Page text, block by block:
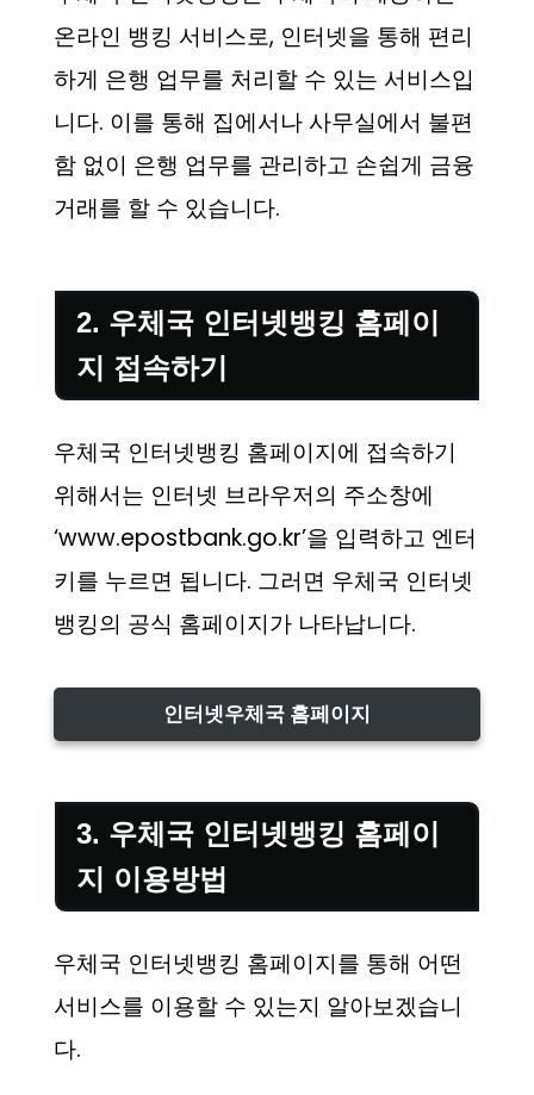
온라인 뱅킹 서비스로, 인터넷을 통해 편리
하게 은행 업무를 처리할 수 있는 서비스입
니다. 이를 통해 집에서나 사무실에서 불편
함 없이 은행 업무를 관리하고 손쉽게 금융
거래를 할 수 있습니다.
2. 우체국 인터넷뱅킹 홈페이
지 접속하기
우체국 인터넷뱅킹 홈페이지에 접속하기
위해서는 인터넷 브라우저의 주소창에
‘www.epostbank.go.kr’을 입력하고 엔터
키를 누르면 됩니다. 그러면 우체국 인터넷
뱅킹의 공식 홈페이지가 나타납니다.
인터넷우체국 홈페이지
3. 우체국 인터넷뱅킹 홈페이
지 이용방법
우체국 인터넷뱅킹 홈페이지를 통해 어떤
서비스를 이용할 수 있는지 알아보겠습니
다.